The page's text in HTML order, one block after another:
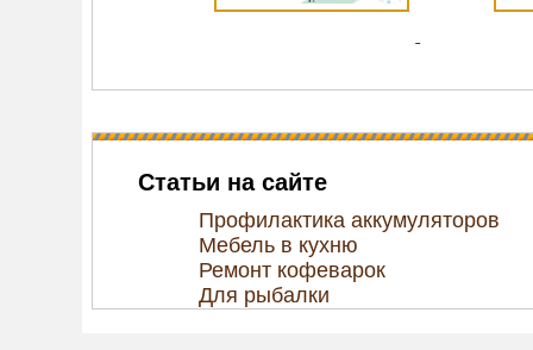
Статьи на сайте
Профилактика аккумуляторов
Мебель в кухню
Ремонт кофеварок
Для рыбалки